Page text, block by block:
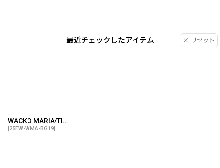
最近チェックしたアイテム リセット
WACKO MARIA/TIGER VELOUR DRAWSTRING BAG（YELLOW）［タイガーベロアドローストリングバッグ-25秋冬］
[25FW-WMA-BG19]